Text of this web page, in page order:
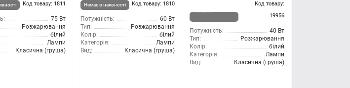
Код товару: 1811
75 Вт
Розжарювання
білий
Лампи
Класична (груша)
Немає в наявності Код товару: 1810
Потужність:
60 Вт
Тип:
Розжарювання
Колір:
білий
Категорія:
Лампи
Вид:
Класична (груша)
Немає в
наявності
Код товару:
19956
Потужність:
40 Вт
Тип:
Розжарювання
Колір:
білий
Категорія:
Лампи
Вид:
Класична (груша)